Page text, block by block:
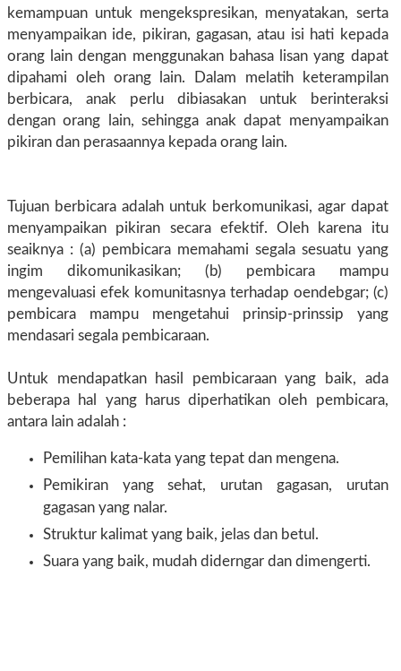
kemampuan untuk mengekspresikan, menyatakan, serta
menyampaikan ide, pikiran, gagasan, atau isi hati kepada
orang lain dengan menggunakan bahasa lisan yang dapat
dipahami oleh orang lain. Dalam melatih keterampilan
berbicara, anak perlu dibiasakan untuk berinteraksi
dengan orang lain, sehingga anak dapat menyampaikan
pikiran dan perasaannya kepada orang lain.
Tujuan berbicara adalah untuk berkomunikasi, agar dapat
menyampaikan pikiran secara efektif. Oleh karena itu
seaiknya : (a) pembicara memahami segala sesuatu yang
ingim dikomunikasikan; (b) pembicara mampu
mengevaluasi efek komunitasnya terhadap oendebgar; (c)
pembicara mampu mengetahui prinsip-prinssip yang
mendasari segala pembicaraan.
Untuk mendapatkan hasil pembicaraan yang baik, ada
beberapa hal yang harus diperhatikan oleh pembicara,
antara lain adalah :
Pemilihan kata-kata yang tepat dan mengena.
Pemikiran yang sehat, urutan gagasan, urutan
gagasan yang nalar.
Struktur kalimat yang baik, jelas dan betul.
Suara yang baik, mudah diderngar dan dimengerti.